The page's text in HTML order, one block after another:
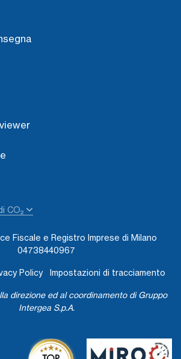
CO₂
Fiscale e Registro Imprese di Milano
04738440967
Policy Impostazioni di tracciamento
direzione ed al coordinamento di Gruppo
Intergea S.p.A.